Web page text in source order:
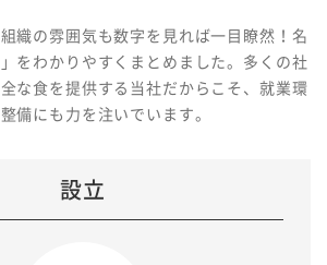
織の雰囲気も数字を見れば一目瞭然！名
をわかりやすくまとめました。多くの社
な食を提供する当社だからこそ、就業環
備にも力を注いでいます。
設立